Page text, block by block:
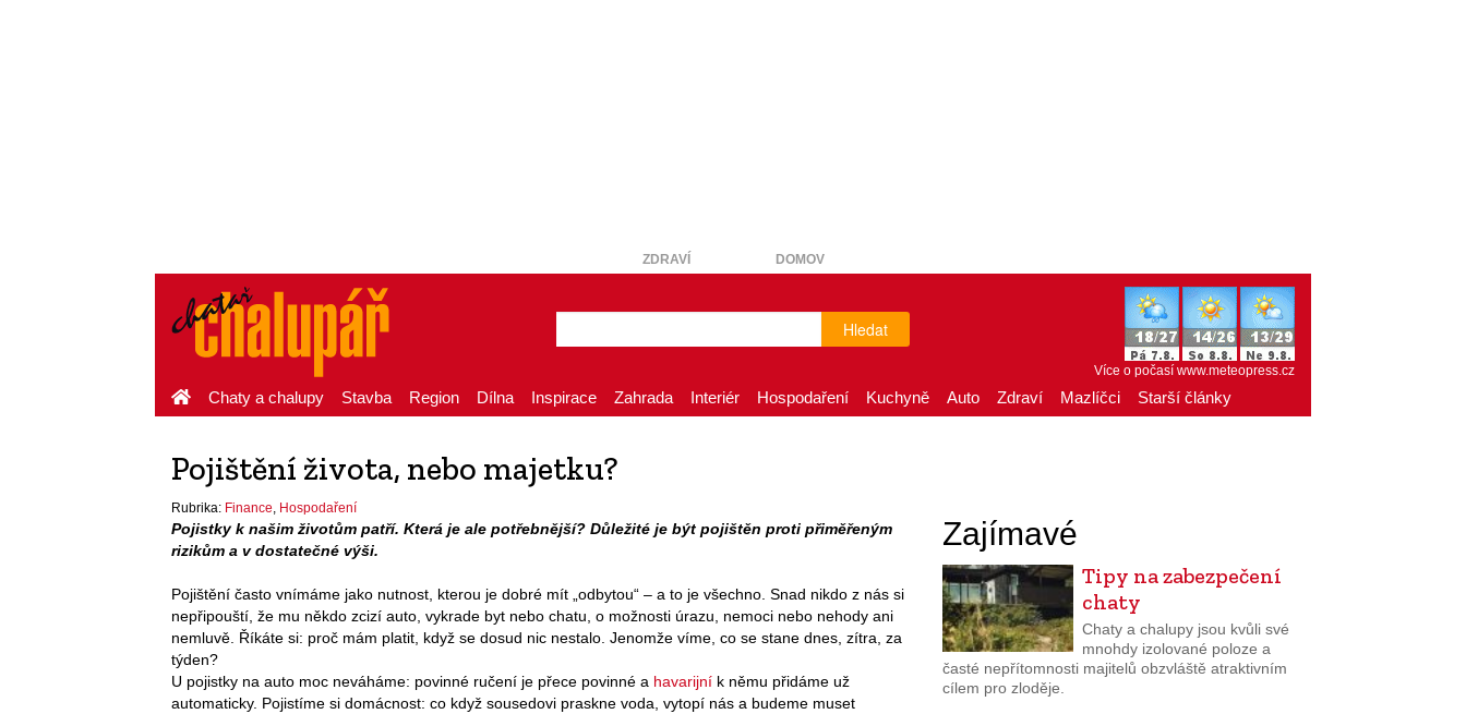
ZDRAVÍ DOMOV
Hledat
Více o počasí www.meteopress.cz
Chaty a chalupy Stavba Region Dílna Inspirace Zahrada Interiér Hospodaření Kuchyně Auto Zdraví Mazlíčci Starší články
Pojištění života, nebo majetku?
Rubrika: Finance Hospodaření
Pojistky k našim životům patří. Která je ale potřebnější? Důležité je být pojištěn proti přiměřeným
rizikům a v dostatečné výši.
Pojištění často vnímáme jako nutnost, kterou je dobré mít „odbytou“ – a to je všechno. Snad nikdo z nás si
nepřipouští, že mu někdo zcizí auto, vykrade byt nebo chatu, o možnosti úrazu, nemoci nebo nehody ani
nemluvě. Říkáte si: proč mám platit, když se dosud nic nestalo. Jenomže víme, co se stane dnes, zítra, za
týden?
U pojistky na auto moc neváháme: povinné ručení je přece povinné a havarijní k němu přidáme už
automaticky. Pojistíme si domácnost: co když sousedovi praskne voda, vytopí nás a budeme muset
Zajímavé
Tipy na zabezpečení
chaty
Chaty a chalupy jsou kvůli své
mnohdy izolované poloze a
časté nepřítomnosti majitelů obzvláště atraktivním
cílem pro zloděje.